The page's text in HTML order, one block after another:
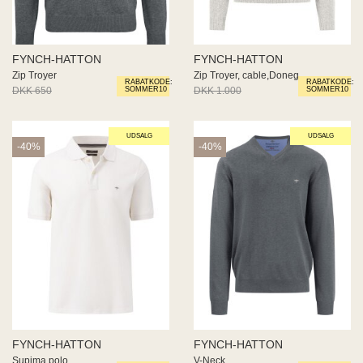
RABATKODE:
SOMMER10
FYNCH-HATTON
Zip Troyer
DKK 650
DKK 390
RABATKODE:
SOMMER10
FYNCH-HATTON
Zip Troyer, cable,Doneg
DKK 1.000
DKK 600
UDSALG
-40%
FYNCH-HATTON
UDSALG
-40%
FYNCH-HATTON